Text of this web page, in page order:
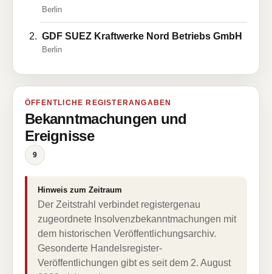
Berlin
GDF SUEZ Kraftwerke Nord Betriebs GmbH
Berlin
ÖFFENTLICHE REGISTERANGABEN
Bekanntmachungen und
Ereignisse
9
Hinweis zum Zeitraum
Der Zeitstrahl verbindet registergenau
zugeordnete Insolvenzbekanntmachungen mit
dem historischen Veröffentlichungsarchiv.
Gesonderte Handelsregister-
Veröffentlichungen gibt es seit dem 2. August